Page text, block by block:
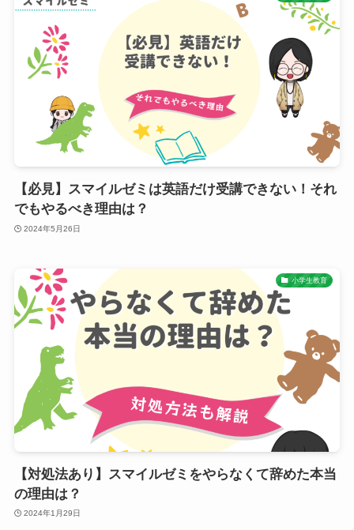
【必見】スマイルゼミは英語だけ受講できない！それ
でもやるべき理由は？
2024年5月26日
小学生教育
【対処法あり】スマイルゼミをやらなくて辞めた本当
の理由は？
2024年1月29日